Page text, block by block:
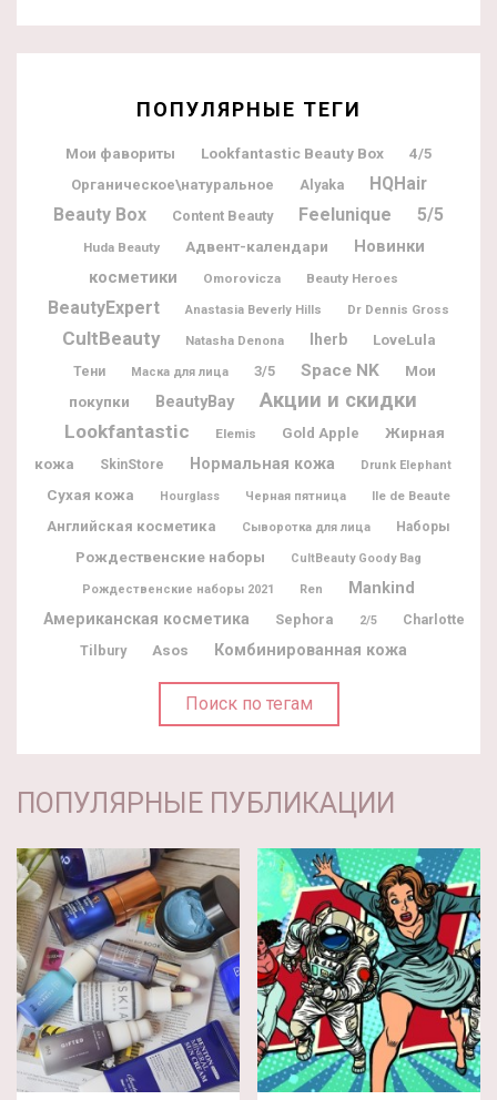
ПОПУЛЯРНЫЕ ТЕГИ
Мои фавориты Lookfantastic Beauty Box
4/5
Органическое\натуральное
Alyaka HQHair
Beauty Box Content Beauty Feelunique 5/5
Huda Beauty Адвент-календари
Новинки
косметики
Omorovicza Beauty Heroes
BeautyExpert Anastasia Beverly Hills Dr Dennis Gross
CultBeauty Natasha Denona Iherb LoveLula
Тени Маска для лица 3/5 Space NK
Мои
покупки
BeautyBay Акции и скидки
Lookfantastic Elemis Gold Apple
Жирная
кожа
SkinStore Нормальная кожа Drunk Elephant
Сухая кожа Hourglass Черная пятница Ile de Beaute
Английская косметика Сыворотка для лица Наборы
Рождественские наборы CultBeauty Goody Bag
Рождественские наборы 2021 Ren Mankind
Американская косметика Sephora 2/5
Charlotte
Tilbury
Asos Комбинированная кожа
Поиск по тегам
ПОПУЛЯРНЫЕ ПУБЛИКАЦИИ